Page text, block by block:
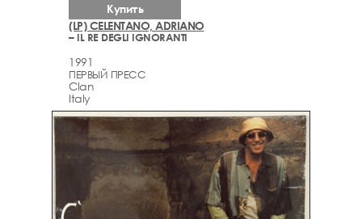
(LP) CELENTANO, ADRIANO
– IL RE DEGLI IGNORANTI
1991
ПЕРВЫЙ ПРЕСС
Clan
Italy
Купить